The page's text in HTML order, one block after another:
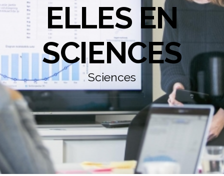
ELLES EN
SCIENCES
Sciences